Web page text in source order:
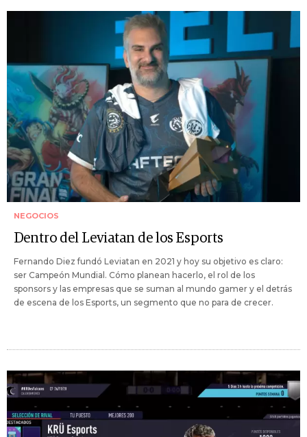
NEGOCIOS
Dentro del Leviatan de los Esports
Fernando Diez fundó Leviatan en 2021 y hoy su objetivo es claro:
ser Campeón Mundial. Cómo planean hacerlo, el rol de los
sponsors y las empresas que se suman al mundo gamer y el detrás
de escena de los Esports, un segmento que no para de crecer.